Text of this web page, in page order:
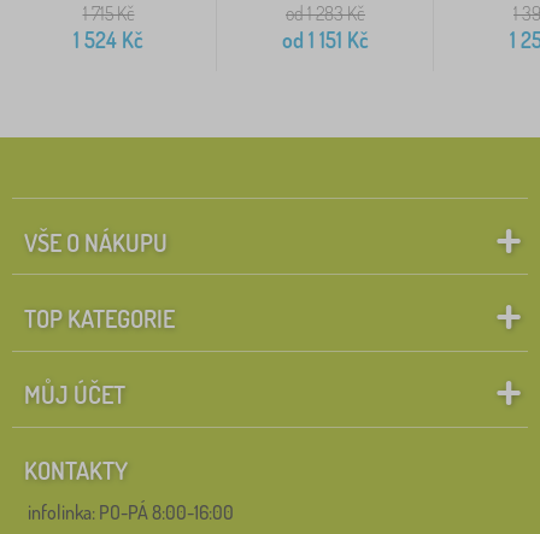
1 715Kč
1 524 Kč
od 1 283Kč
od 1 151 Kč
1
1
VŠE O NÁKUPU
TOP KATEGORIE
MŮJ ÚČET
KONTAKTY
infolinka: PO-PÁ 8:00-16:00